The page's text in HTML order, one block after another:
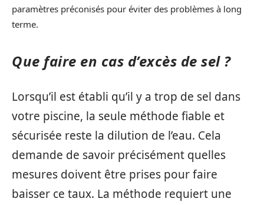
paramètres préconisés pour éviter des problèmes à long
terme.
Que faire en cas d’excès de sel ?
Lorsqu’il est établi qu’il y a trop de sel dans
votre piscine, la seule méthode fiable et
sécurisée reste la dilution de l’eau. Cela
demande de savoir précisément quelles
mesures doivent être prises pour faire
baisser ce taux. La méthode requiert une